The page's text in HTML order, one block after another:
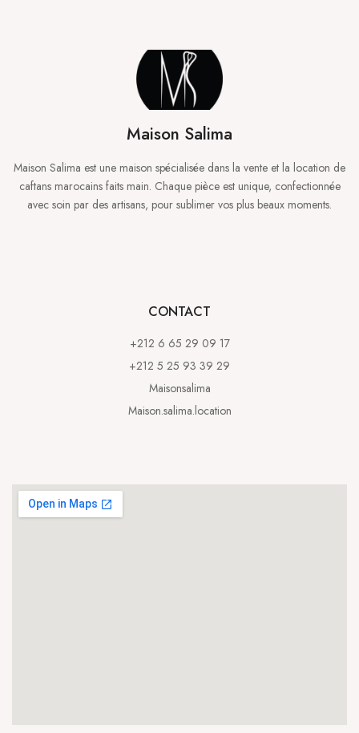
Maison Salima
Maison Salima est une maison spécialisée dans la vente et la location de
caftans marocains faits main. Chaque pièce est unique, confectionnée
avec soin par des artisans, pour sublimer vos plus beaux moments.
CONTACT
+212 6 65 29 09 17
+212 5 25 93 39 29
Maisonsalima
Maison.salima.location